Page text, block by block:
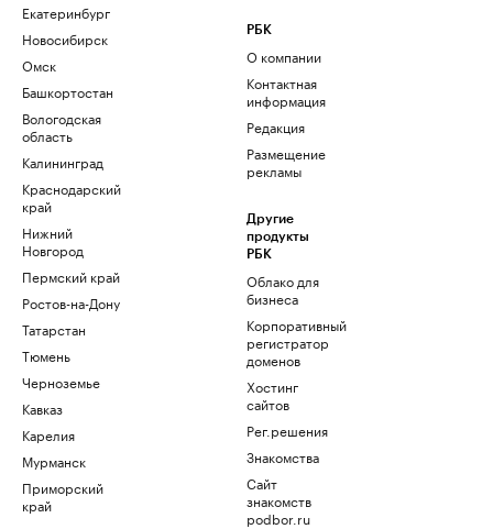
Екатеринбург
Новосибирск
Омск
Башкортостан
Вологодская
область
Калининград
Краснодарский
край
Нижний
Новгород
Пермский край
Ростов-на-Дону
Татарстан
Тюмень
Черноземье
Кавказ
Карелия
Мурманск
Приморский
край
РБК
О компании
Контактная
информация
Редакция
Размещение
рекламы
Другие
продукты
РБК
Облако для
бизнеса
Корпоративный
регистратор
доменов
Хостинг
сайтов
Рег.решения
Знакомства
Сайт
знакомств
podbor.ru